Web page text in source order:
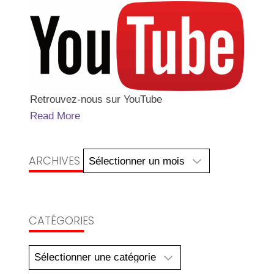
Retrouvez-nous sur YouTube
Read More
ARCHIVES
Archives
CATÉGORIES
Catégories